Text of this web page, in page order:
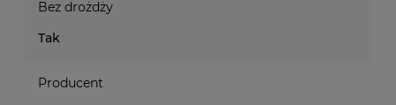
Bez drożdży
Tak
Producent